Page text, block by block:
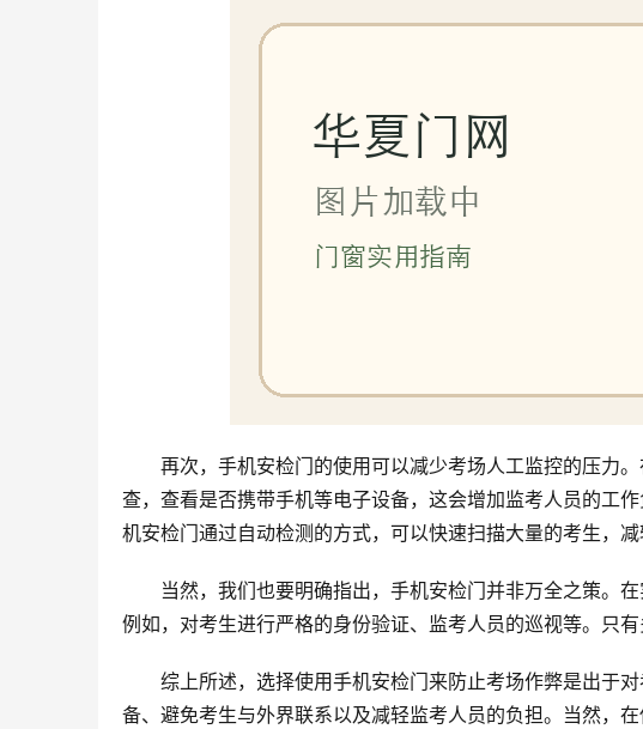
再次，手机安检门的使用可以减少考场人工监控的压力
查，查看是否携带手机等电子设备，这会增加监考人员的工
机安检门通过自动检测的方式，可以快速扫描大量的考生，
当然，我们也要明确指出，手机安检门并非万全之策。
例如，对考生进行严格的身份验证、监考人员的巡视等。只
综上所述，选择使用手机安检门来防止考场作弊是出于
备、避免考生与外界联系以及减轻监考人员的负担。当然，